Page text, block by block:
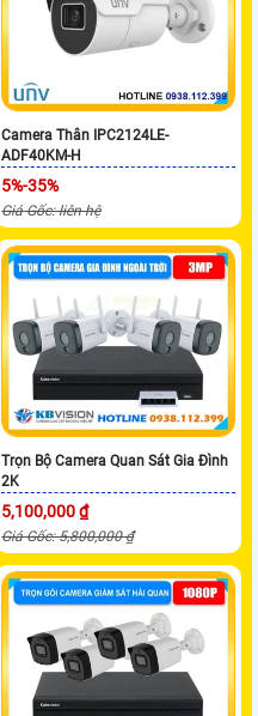
Camera Thân IPC2124LE-
ADF40KM-H
5%-35%
Giá Gốc: liên hệ
Trọn Bộ Camera Quan Sát Gia Đình
2K
5,100,000 ₫
Giá Gốc: 5,800,000 ₫